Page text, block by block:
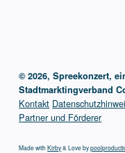
© 2026, Spreekonzert,
Stadtmarktingverband
Kontakt
Partner und Förderer
Made withKirby& Love by